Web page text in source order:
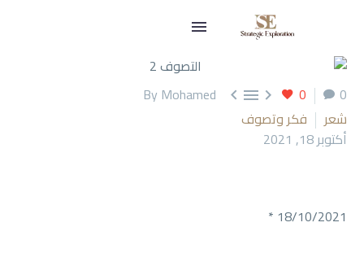
0
0
  
By Mohamed
شعر
فكر وتصوف
أكتوبر 18, 2021
18/10/2021 *